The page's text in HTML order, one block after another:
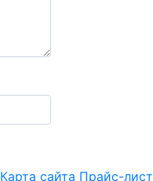
Карта сайта Прайс-лист